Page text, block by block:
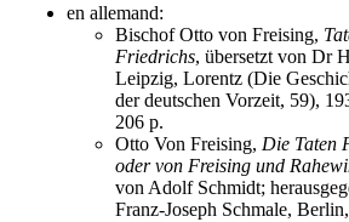
en allemand:
Bischof Otto von Freising,
Friedrichs, übersetzt von Dr
Leipzig, Lorentz (Die
der deutschen Vorzeit, 59),
206 p.
Otto Von Freising, Die Taten
oder von Freising und
von Adolf Schmidt;
Franz-Joseph Schmale,